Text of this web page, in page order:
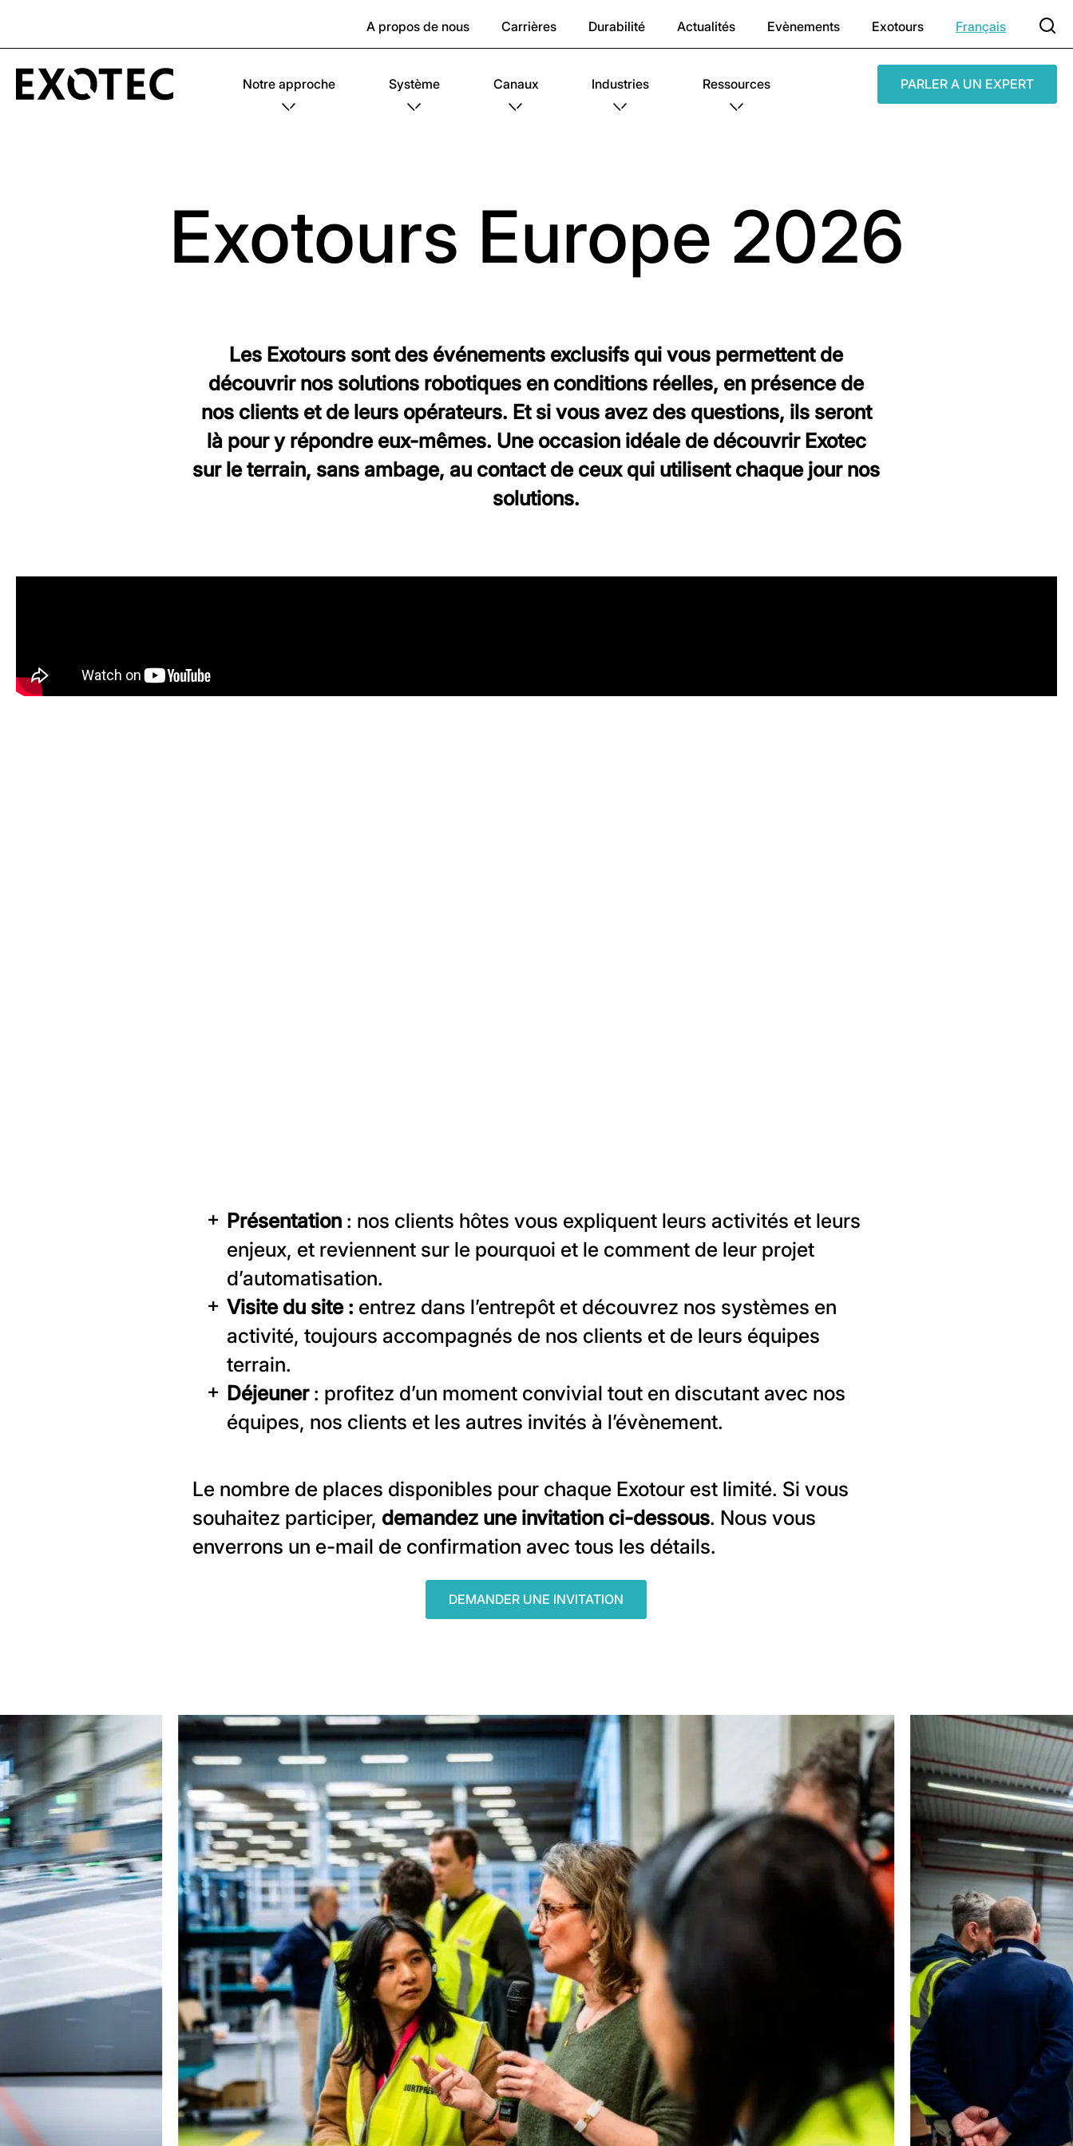
A propos de nous Carrières Durabilité Actualités Evènements Exotours Français
Notre approche Système Canaux Industries Ressources PARLER A UN EXPERT
Exotours Europe 2026
Les Exotours sont des événements exclusifs qui vous permettent de
découvrir nos solutions robotiques en conditions réelles, en présence de
nos clients et de leurs opérateurs. Et si vous avez des questions, ils seront
là pour y répondre eux-mêmes. Une occasion idéale de découvrir Exotec
sur le terrain, sans ambage, au contact de ceux qui utilisent chaque jour nos
solutions.
Présentation: nos clients hôtes vous expliquent leurs activités et leurs
enjeux, et reviennent sur le pourquoi et le comment de leur projet
d’automatisation.
Visite du site : entrez dans l’entrepôt et découvrez nos systèmes en
activité, toujours accompagnés de nos clients et de leurs équipes
terrain.
Déjeuner: profitez d’un moment convivial tout en discutant avec nos
équipes, nos clients et les autres invités à l’évènement.
Le nombre de places disponibles pour chaque Exotour est limité. Si vous
souhaitez participer, demandez une invitation ci-dessous. Nous vous
enverrons un e-mail de confirmation avec tous les détails.
DEMANDER UNE INVITATION